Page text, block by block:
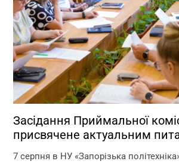
Засідання Приймальної
присвячене актуальним
перебігу вступної кампанії
7 серпня в НУ «Запорізька